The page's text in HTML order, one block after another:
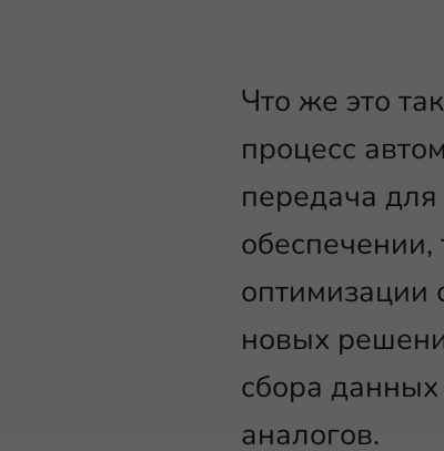
Что же это
процесс
передача
оптимизации
новых
сбора
аналогов.